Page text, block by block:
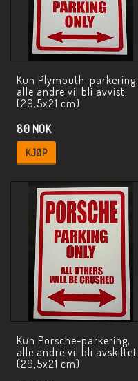
Kun Plymouth-parkering,
alle andre vil bli avvist.
(29,5x21 cm)
80 NOK
KJØP
Kun Porsche-parkering,
alle andre vil bli avskiltet.
(29,5x21 cm)